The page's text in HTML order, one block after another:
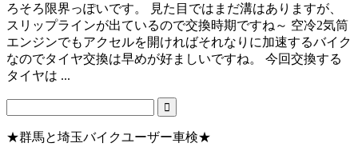
ろそろ限界っぽいです。 見た目ではまだ溝はありますが、
スリップラインが出ているので交換時期ですね～ 空冷2気筒
エンジンでもアクセルを開ければそれなりに加速するバイク
なのでタイヤ交換は早めが好ましいですね。 今回交換する
タイヤは ...
★群馬と埼玉バイクユーザー車検★